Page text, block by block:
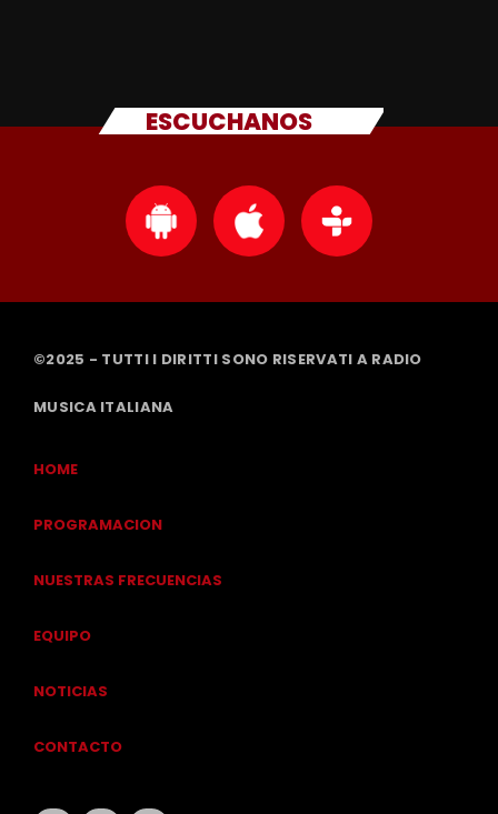
ESCUCHANOS
©2025 - TUTTI I DIRITTI SONO RISERVATI A RADIO
MUSICA ITALIANA
HOME
PROGRAMACION
NUESTRAS FRECUENCIAS
EQUIPO
NOTICIAS
CONTACTO